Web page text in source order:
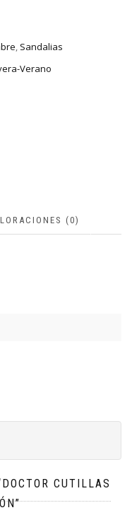
, Sandalias
Verano
(0)
CUTILLAS